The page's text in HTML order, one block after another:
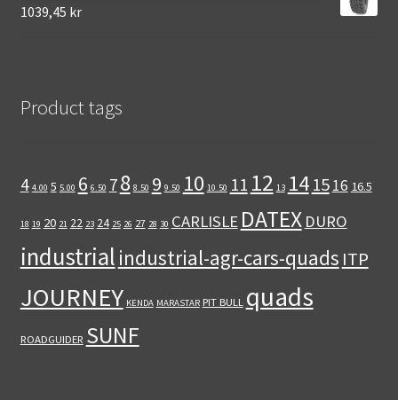
1039,45 kr
Product tags
4 4.00 5 5.00 6 6.50 78 8.50 9 9.50 10 10.50 11 12 13 14 1516 16.5
18 19 20 21 22 23 24 25 26 27 28 30 CARLISLE DATEX DURO
industrial industrial-agr-cars-quads ITP
JOURNEY KENDA MARASTAR PIT BULL quads
ROADGUIDER SUNF